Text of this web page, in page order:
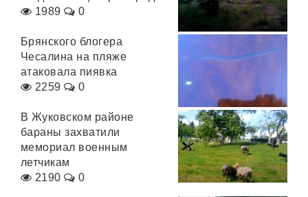
1989
0
Брянского блогера
Чесалина на пляже
атаковала пиявка
2259
0
В Жуковском районе
бараны захватили
мемориал военным
летчикам
2190
0